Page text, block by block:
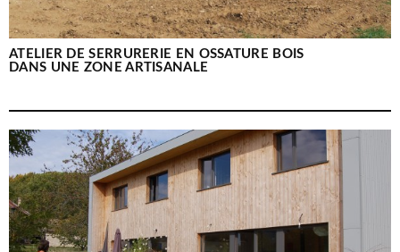
ATELIER DE SERRURERIE EN OSSATURE BOIS
DANS UNE ZONE ARTISANALE